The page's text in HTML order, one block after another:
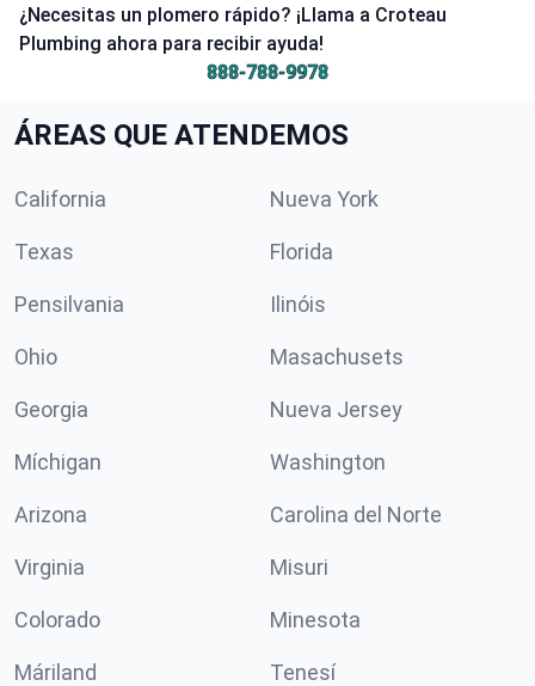
¿Necesitas un plomero rápido? ¡Llama a Croteau
Plumbing ahora para recibir ayuda!
888-788-9978
ÁREAS QUE ATENDEMOS
California Nueva York
Texas Florida
Pensilvania Ilinóis
Ohio Masachusets
Georgia Nueva Jersey
Míchigan Washington
Arizona Carolina del Norte
Virginia Misuri
Colorado Minesota
Máriland Tenesí